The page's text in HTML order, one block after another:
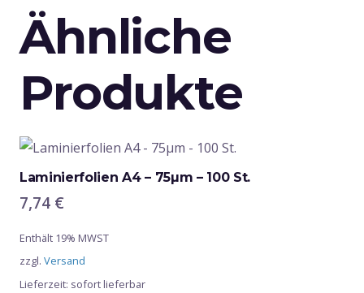
Ähnliche
Produkte
Laminierfolien A4 – 75µm – 100 St.
7,74 €
Enthält 19% MWST
zzgl. Versand
Lieferzeit: sofort lieferbar